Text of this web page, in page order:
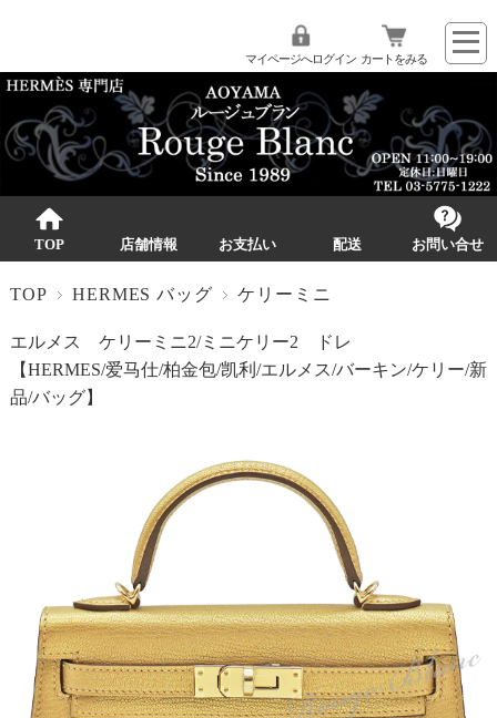
マイページへログイン カートをみる
TOP 店舗情報 お支払い 配送 お問い合せ
TOP HERMES バッグ ケリーミニ
エルメス ケリーミニ2/ミニケリー2 ドレ
【HERMES/爱马仕/柏金包/凯利/エルメス/バーキン/ケリー/新
品/バッグ】